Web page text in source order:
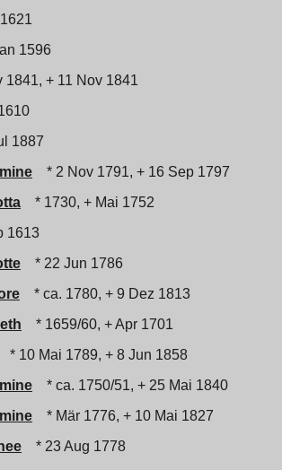
1596
1841, + 11 Nov 1841
1887
* 2 Nov 1791, + 16 Sep 1797
* 1730, + Mai 1752
1613
* 22 Jun 1786
* ca. 1780, + 9 Dez 1813
* 1659/60, + Apr 1701
* 10 Mai 1789, + 8 Jun 1858
* ca. 1750/51, + 25 Mai 1840
* Mär 1776, + 10 Mai 1827
* 23 Aug 1778